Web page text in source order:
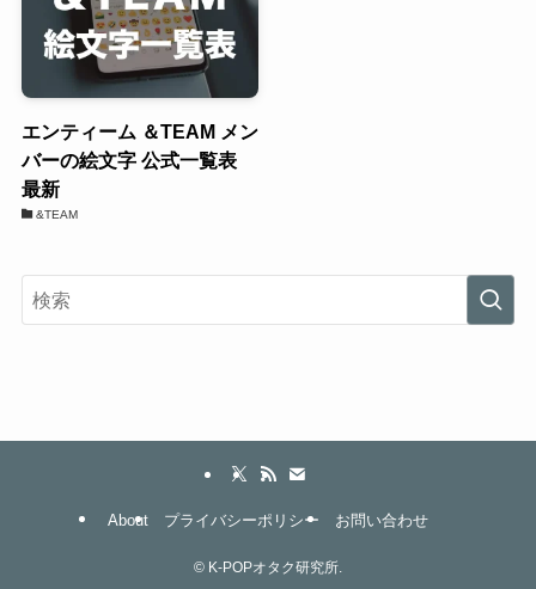
エンティーム ＆TEAM メン
バーの絵文字 公式一覧表
最新
&TEAM
About プライバシーポリシー お問い合わせ
© K-POPオタク研究所.